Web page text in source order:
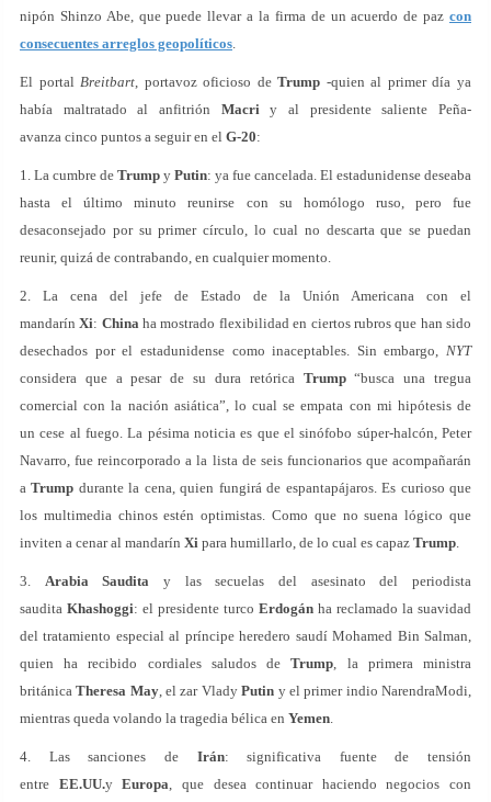
nipón Shinzo Abe, que puede llevar a la firma de un acuerdo de paz con
consecuentes arreglos geopolíticos.
El portalBreitbart, portavoz oficioso deTrump -quien al primer día ya
había maltratado al anfitrión Macriy al presidente saliente Peña-
avanza cinco puntos a seguir en el G-20:
1. La cumbre de Trump y Putin: ya fue cancelada. El estadunidense deseaba
hasta el último minuto reunirse con su homólogo ruso, pero fue
desaconsejado por su primer círculo, lo cual no descarta que se puedan
reunir, quizá de contrabando, en cualquier momento.
2. La cena del jefe de Estado de la Unión Americana con el
mandarínXi: Chinaha mostrado flexibilidad en ciertos rubros que han sido
desechados por el estadunidense como inaceptables. Sin embargo, NYT
considera que a pesar de su dura retórica Trump“busca una tregua
comercial con la nación asiática”, lo cual se empata con mi hipótesis de
un cese al fuego. La pésima noticia es que el sinófobo súper-halcón, Peter
Navarro, fue reincorporado a la lista de seis funcionarios que acompañarán
aTrump durante la cena, quien fungirá de espantapájaros. Es curioso que
los multimedia chinos estén optimistas. Como que no suena lógico que
inviten a cenar al mandarín Xi para humillarlo, de lo cual es capaz Trump.
3. Arabia Sauditay las secuelas del asesinato del periodista
saudita Khashoggi: el presidente turco Erdogán ha reclamado la suavidad
del tratamiento especial al príncipe heredero saudí Mohamed Bin Salman,
quien ha recibido cordiales saludos deTrump, la primera ministra
británicaTheresa May, el zar VladyPutin y el primer indio NarendraModi,
mientras queda volando la tragedia bélica en Yemen.
4. Las sanciones de Irán: significativa fuente de tensión
entre EE.UU.yEuropa, que desea continuar haciendo negocios con